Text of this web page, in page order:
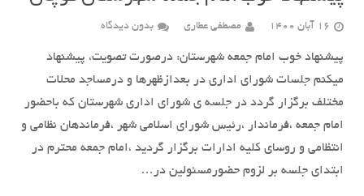
16 آبان 1400 مصطفی عطاری بدون دیدگاه
پیشنهاد خوب امام جمعه شهرستان: درصورت تصویت، پیشنهاد
میکنم جلسات شورای اداری در بعدازظهرها و درمساجد محلات
مختلف برگزار گردد در جلسه ی شورای اداری شهرستان که باحضور
امام جمعه ،فرماندار ،رئیس شورای اسلامی شهر ،فرماندهان نظامی و
انتظامی و روسای کلیه ادارات برگزار گردید ،امام جمعه محترم در
ابتدای جلسه بر لزوم حضورمسئولین در…